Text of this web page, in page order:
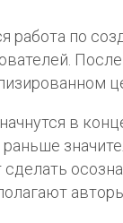
работа по
в
раньше
сделать